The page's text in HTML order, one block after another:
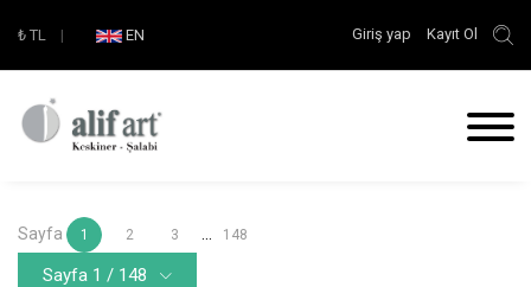
₺ TL | EN Giriş yap Kayıt Ol
Sayfa 1 2 3 148
Sayfa 1 / 148